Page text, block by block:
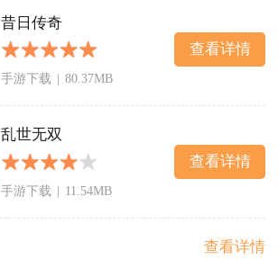
昔日传奇
手游下载 | 80.37MB
查看详情
乱世无双
手游下载 | 11.54MB
查看详情
查看详情